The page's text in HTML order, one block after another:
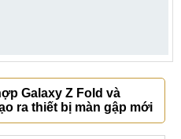
Galaxy Z Fold và
ra thiết bị màn gập mới